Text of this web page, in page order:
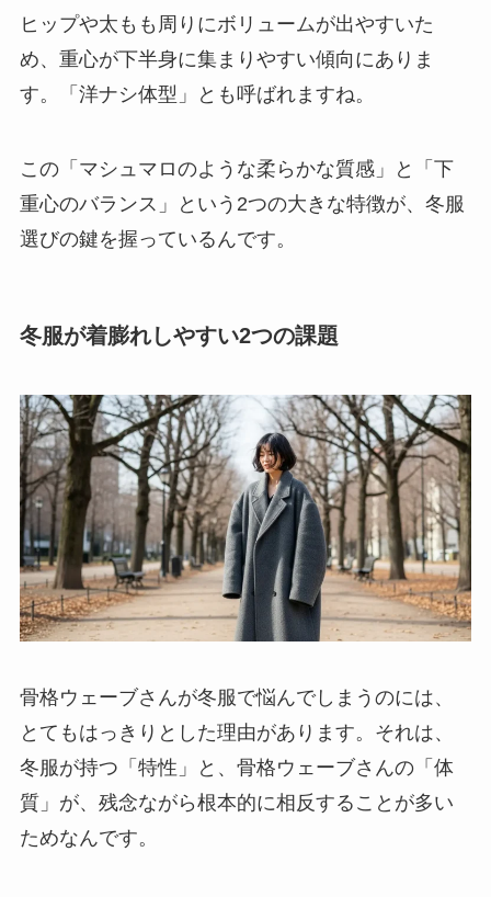
ヒップや太もも周りにボリュームが出やすいた
め、重心が下半身に集まりやすい傾向にありま
す。「洋ナシ体型」とも呼ばれますね。
この「マシュマロのような柔らかな質感」と「下
重心のバランス」という2つの大きな特徴が、冬服
選びの鍵を握っているんです。
冬服が着膨れしやすい2つの課題
骨格ウェーブさんが冬服で悩んでしまうのには、
とてもはっきりとした理由があります。それは、
冬服が持つ「特性」と、骨格ウェーブさんの「体
質」が、残念ながら根本的に相反することが多い
ためなんです。